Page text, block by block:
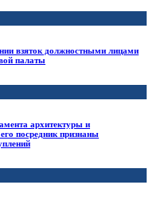
взяток должностными лицами
палаты
архитектуры и
посредник признаны